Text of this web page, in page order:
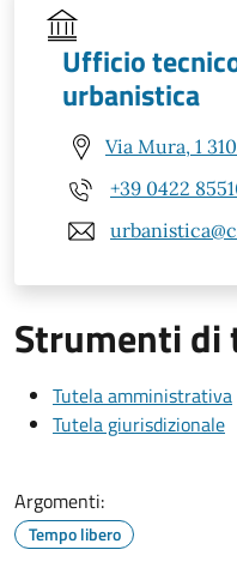
Ufficio
urbanistica
Via Mura, 1
+39 0422
Strumenti di
Tutela amministrativa
Tutela giurisdizionale
Argomenti:
Tempo libero